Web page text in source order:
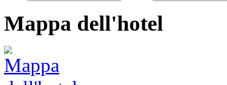
Mappa dell'hotel